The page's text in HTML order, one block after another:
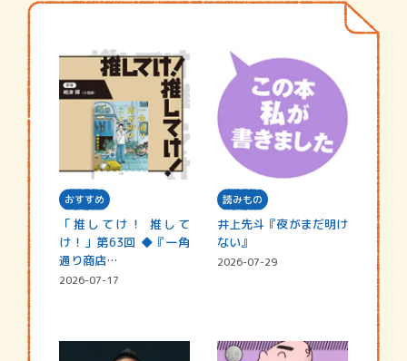
おすすめ
「推してけ！ 推して
け！」第63回 ◆『一角
通り商店…
2026-07-17
読みもの
井上先斗『夜がまだ明け
ない』
2026-07-29